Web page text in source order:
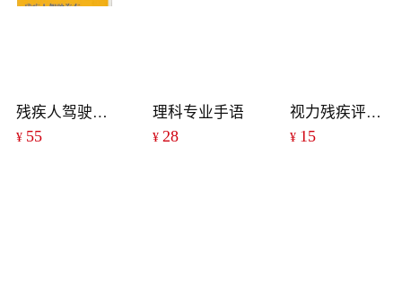
残疾人驾驶汽车政策法规汇编
¥ 55
理科专业手语
¥ 28
视力残疾评定手册
¥ 15